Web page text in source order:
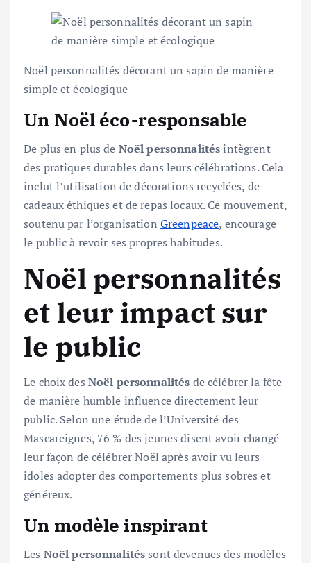
Noël personnalités décorant un sapin de manière
simple et écologique
Un Noël éco-responsable
De plus en plus de Noël personnalitésintègrent
des pratiques durables dans leurs célébrations. Cela
inclut l’utilisation de décorations recyclées, de
cadeaux éthiques et de repas locaux. Ce mouvement,
soutenu par l’organisation Greenpeace, encourage
le public à revoir ses propres habitudes.
Noël personnalités
et leur impact sur
le public
Le choix des Noël personnalités de célébrer la fête
de manière humble influence directement leur
public. Selon une étude de l’Université des
Mascareignes, 76 % des jeunes disent avoir changé
leur façon de célébrer Noël après avoir vu leurs
idoles adopter des comportements plus sobres et
généreux.
Un modèle inspirant
Les Noël personnalitéssont devenues des modèles